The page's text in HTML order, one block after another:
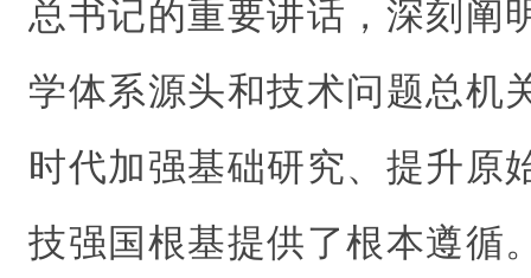
总书记的重要讲话，深刻阐
学体系源头和技术问题总机
时代加强基础研究、提升原
技强国根基提供了根本遵循